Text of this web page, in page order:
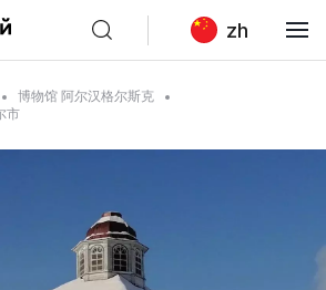
zh
博物馆 阿尔汉格尔斯克
市